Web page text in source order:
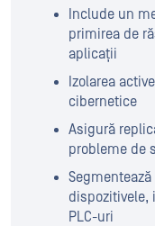
Include un
primirea de
aplicații
Izolarea
cibernetice
Asigură
probleme de
dispozitivele,
PLC-uri